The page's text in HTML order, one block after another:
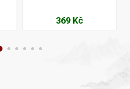
369 Kč